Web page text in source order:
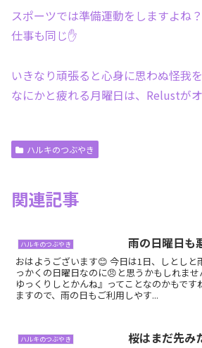
スポーツでは準備運動をしますよね？
仕事も同じ✋
いきなり頑張ると心身に思わぬ怪我
なにかと疲れる月曜日は、Relustが
ハルキのつぶやき
関連記事
ハルキのつぶやき 雨の日曜日も
おはようございます😊 今日は1日、しとしと
っかくの日曜日なのに😠と思うかもしれま
ゆっくりしとかんね』ってことなのかもで
ますので、雨の日もご利用しやす...
ハルキのつぶやき 桜はまだ先み